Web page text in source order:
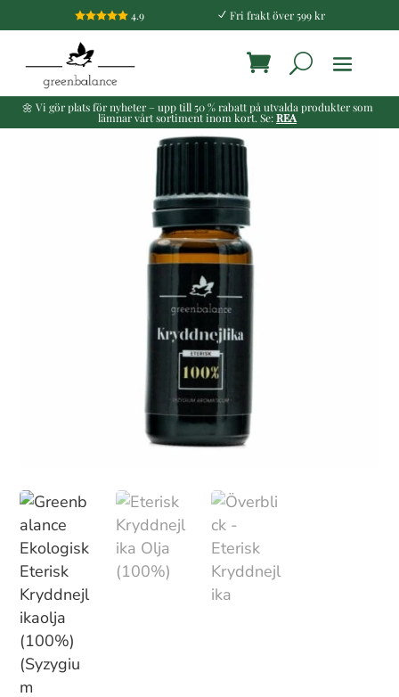
4.9 N Fri frakt över 599 kr
🌼 Vi gör plats för nyheter – upp till 50 % rabatt på utvalda produkter som
lämnar vårt sortiment inom kort. Se:REA